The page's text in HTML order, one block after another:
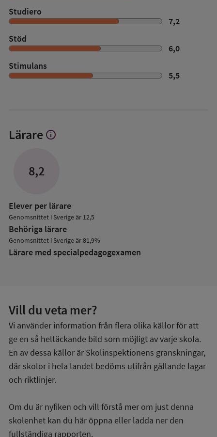
Studiero
7,2
Stöd
6,0
Stimulans
5,5
Lärare Visa
info
8,2
Elever per lärare
Genomsnittet i Sverige är 12,5
Behöriga lärare
Genomsnittet i Sverige är 81,9%
Lärare med specialpedagog­examen
Vill du veta mer?
Vi använder information från flera olika källor för att
ge en så heltäckande bild som möjligt av varje skola.
En av dessa källor är Skolinspektionens granskningar,
där skolor i hela landet bedöms utifrån gällande lagar
och riktlinjer.
Om du är nyfiken och vill förstå mer om just denna
skolenhet kan du här öppna eller ladda ner den
fullständiga rapporten.